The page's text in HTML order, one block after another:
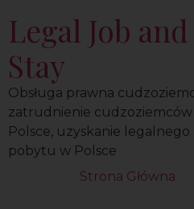
Legal Job and
Stay
Obsługa prawna
zatrudnienie
Polsce, uzyskanie legalnego
pobytu w Polsce
Strona Główna